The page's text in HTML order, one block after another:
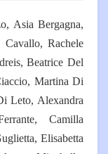
Asia Bergagna,
Rachele
Beatrice Del
Martina Di
Leto, Alexandra
Camilla
Elisabetta